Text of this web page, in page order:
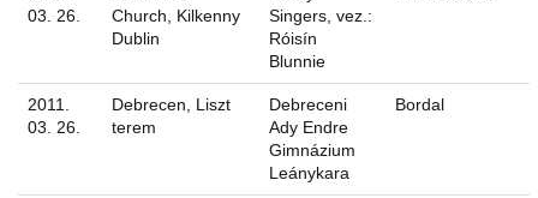
03. 26.
Church, Kilkenny
Dublin
Singers, vez.:
Róisín
Blunnie
2011.
03. 26.
Debrecen, Liszt
terem
Debreceni
Ady Endre
Gimnázium
Leánykara
Bordal